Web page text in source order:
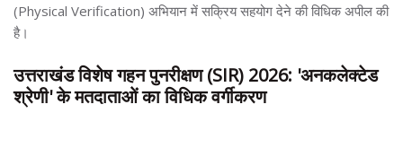
(Physical Verification) अभियान में सक्रिय सहयोग देने की विधिक अपील की
है।
उत्तराखंड विशेष गहन पुनरीक्षण (SIR) 2026: 'अनकलेक्टेड
श्रेणी' के मतदाताओं का विधिक वर्गीकरण